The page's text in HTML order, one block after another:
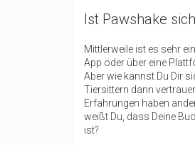
Ist Pawshake
Mittlerweile ist es sehr
App oder über eine
Aber wie kannst Du Dir
Tiersittern dann
Erfahrungen haben
weißt Du, dass Deine
ist?